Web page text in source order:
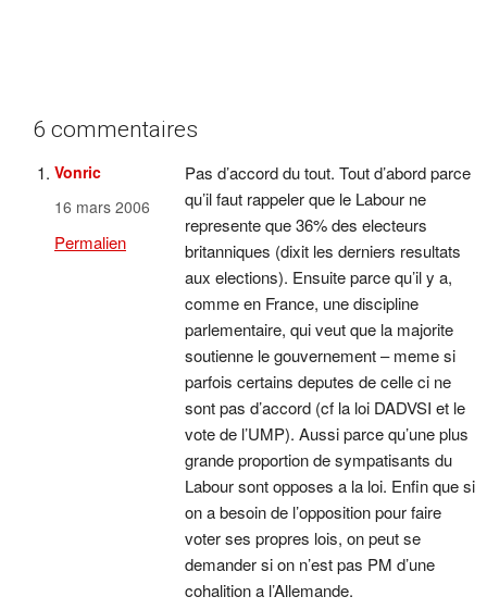
6 commentaires
Vonric
16 mars 2006
Permalien
Pas d’accord du tout. Tout d’abord parce
qu’il faut rappeler que le Labour ne
represente que 36% des electeurs
britanniques (dixit les derniers resultats
aux elections). Ensuite parce qu’il y a,
comme en France, une discipline
parlementaire, qui veut que la majorite
soutienne le gouvernement – meme si
parfois certains deputes de celle ci ne
sont pas d’accord (cf la loi DADVSI et le
vote de l’UMP). Aussi parce qu’une plus
grande proportion de sympatisants du
Labour sont opposes a la loi. Enfin que si
on a besoin de l’opposition pour faire
voter ses propres lois, on peut se
demander si on n’est pas PM d’une
cohalition a l’Allemande.